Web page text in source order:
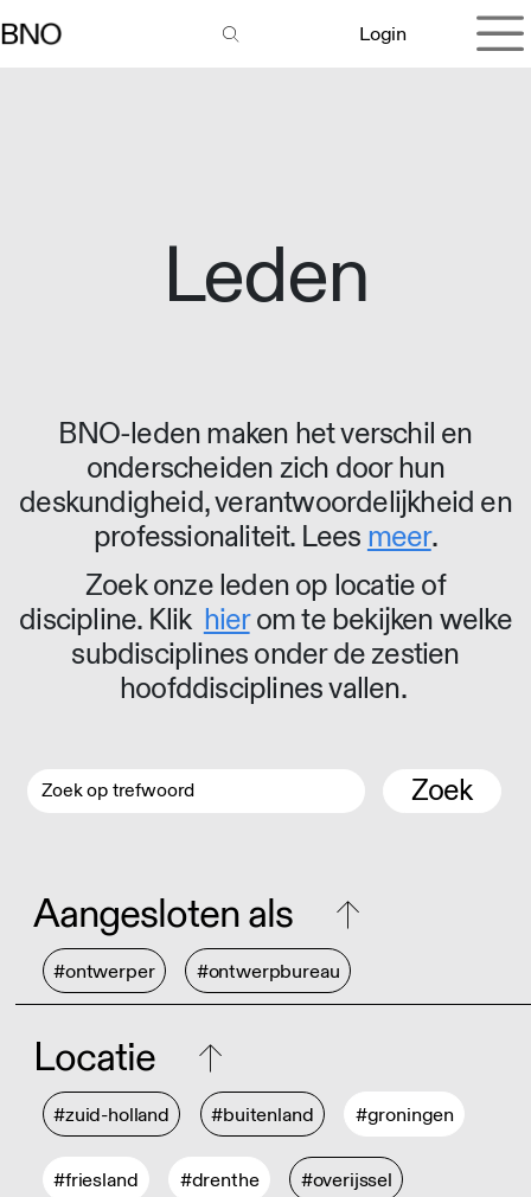
Login
Leden
BNO-leden maken het verschil en
onderscheiden zich door hun
deskundigheid, verantwoordelijkheid en
professionaliteit. Lees meer.
Zoek onze leden op locatie of
discipline. Klik hierom te bekijken welke
subdisciplines onder de zestien
hoofddisciplines vallen.
Zoek
Aangesloten als
#ontwerper #ontwerpbureau
Locatie
#zuid-holland #buitenland #groningen
#friesland #drenthe #overijssel